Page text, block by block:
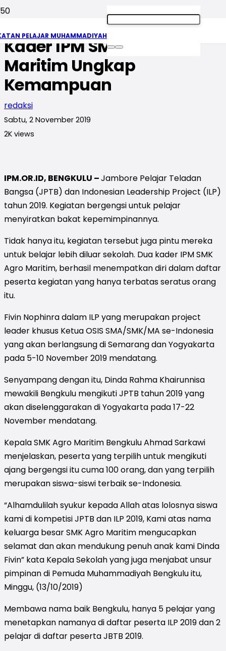
PELAJAR MUHAMMADIYAH
Ukir Prestasi Nasional,
Kader IPM SMK Agro
Maritim Ungkap
Kemampuan
redaksi
Sabtu, 2 November 2019
2K views
IPM.OR.ID, BENGKULU –Jambore Pelajar Teladan
Bangsa (JPTB) dan Indonesian Leadership Project (ILP)
tahun 2019. Kegiatan bergengsi untuk pelajar
menyiratkan bakat kepemimpinannya.
Tidak hanya itu, kegiatan tersebut juga pintu mereka
untuk belajar lebih diluar sekolah. Dua kader IPM SMK
Agro Maritim, berhasil menempatkan diri dalam daftar
peserta kegiatan yang hanya terbatas seratus orang
itu.
Fivin Nophinra dalam ILP yang merupakan project
leader khusus Ketua OSIS SMA/SMK/MA se-Indonesia
yang akan berlangsung di Semarang dan Yogyakarta
pada 5-10 November 2019 mendatang.
Senyampang dengan itu, Dinda Rahma Khairunnisa
mewakili Bengkulu mengikuti JPTB tahun 2019 yang
akan diselenggarakan di Yogyakarta pada 17-22
November mendatang.
Kepala SMK Agro Maritim Bengkulu Ahmad Sarkawi
menjelaskan, peserta yang terpilih untuk mengikuti
ajang bergengsi itu cuma 100 orang, dan yang terpilih
merupakan siswa-siswi terbaik se-Indonesia.
“Alhamdulilah syukur kepada Allah atas lolosnya siswa
kami di kompetisi JPTB dan ILP 2019, Kami atas nama
keluarga besar SMK Agro Maritim mengucapkan
selamat dan akan mendukung penuh anak kami Dinda
Fivin” kata Kepala Sekolah yang juga menjabat unsur
pimpinan di Pemuda Muhammadiyah Bengkulu itu,
Minggu, (13/10/2019)
Membawa nama baik Bengkulu, hanya 5 pelajar yang
menetapkan namanya di daftar peserta ILP 2019 dan 2
pelajar di daftar peserta JBTB 2019.